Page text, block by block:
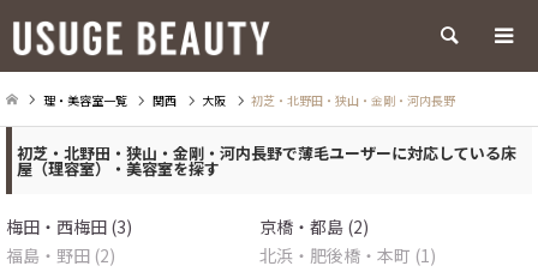
検索
理・美容室一覧 関西 大阪 初芝・北野田・狭山・金剛・河内長野
初芝・北野田・狭山・金剛・河内長野で薄毛ユーザーに対応している床
屋（理容室）・美容室を探す
梅田・西梅田 (3)
京橋・都島 (2)
福島・野田 (2)
北浜・肥後橋・本町 (1)